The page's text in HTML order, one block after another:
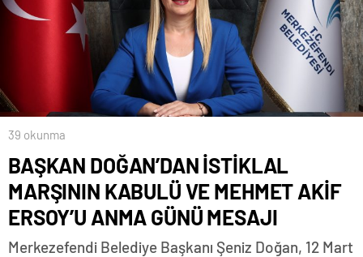
39 okunma
BAŞKAN DOĞAN’DAN İSTİKLAL
MARŞININ KABULÜ VE MEHMET AKİF
ERSOY’U ANMA GÜNÜ MESAJI
Merkezefendi Belediye Başkanı Şeniz Doğan, 12 Mart